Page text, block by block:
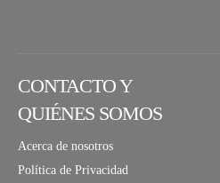
CONTACTO Y
QUIÉNES SOMOS
Acerca de nosotros
Política de Privacidad